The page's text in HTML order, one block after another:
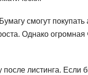
смогут
Однако огромная
листинга. Если